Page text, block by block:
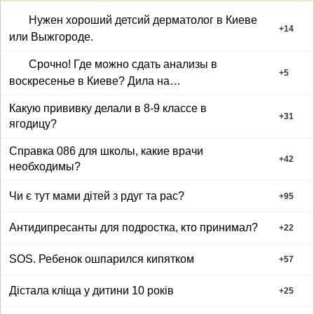
Нужен хороший детсий дерматолог в Киеве
или Выжгороде.
+14
Срочно! Где можно сдать анализы в
воскресенье в Киеве? Дила на
+5
Какую прививку делали в 8-9 классе в
ягодицу?
+31
Справка 086 для школы, какие врачи
необходимы?
+42
Чи є тут мами дітей з рдуг та рас? +95
Антидипресанты для подростка, кто принимал? +22
SOS. Ребенок ошпарился кипятком +57
Дістала кліща у дитини 10 років +25